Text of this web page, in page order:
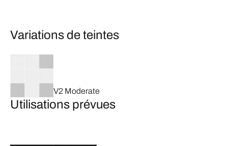
Variations de teintes
V2 Moderate
Utilisations prévues